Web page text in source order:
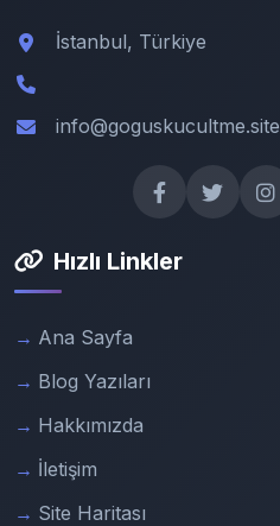
İstanbul, Türkiye
info@goguskucultme.site
Hızlı Linkler
Ana Sayfa
Blog Yazıları
Hakkımızda
İletişim
Site Haritası